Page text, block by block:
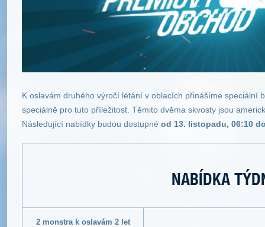
K oslavám druhého výročí létání v oblacích přinášíme speciální
speciálně pro tuto příležitost. Těmito dvěma skvosty jsou
Následující nabídky budou dostupné od 13. listopadu, 06:10
NABÍDKA
2 monstra k oslavám 2 let